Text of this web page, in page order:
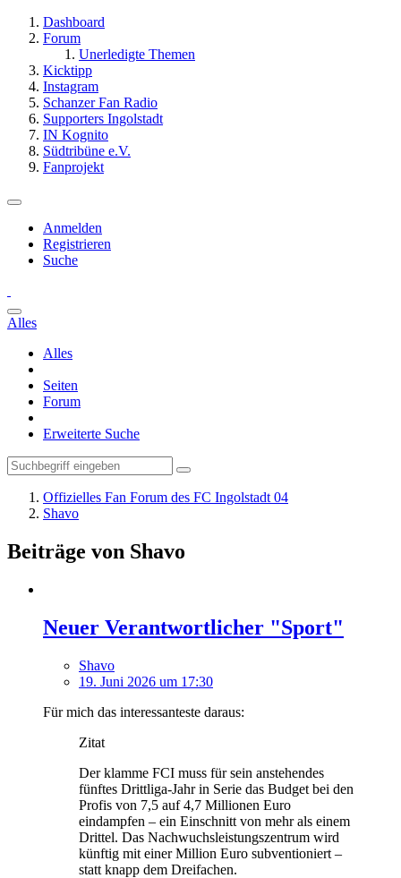
Dashboard
Forum
Unerledigte Themen
Kicktipp
Instagram
Schanzer Fan Radio
Supporters Ingolstadt
IN Kognito
Südtribüne e.V.
Fanprojekt
Anmelden
Registrieren
Suche
Alles
Alles
Seiten
Forum
Erweiterte Suche
Offizielles Fan Forum des FC Ingolstadt 04
Shavo
Beiträge von Shavo
Neuer Verantwortlicher "Sport"
Shavo
19. Juni 2026 um 17:30
Für mich das interessanteste daraus:
Zitat
Der klamme FCI muss für sein anstehendes
fünftes Drittliga-Jahr in Serie das Budget bei den
Profis von 7,5 auf 4,7 Millionen Euro
eindampfen – ein Einschnitt von mehr als einem
Drittel. Das Nachwuchsleistungszentrum wird
künftig mit einer Million Euro subventioniert –
statt knapp dem Dreifachen.